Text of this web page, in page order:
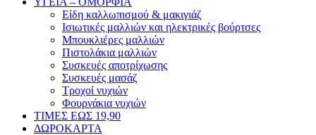
Είδη καλλωπισμού & μακιγιάζ
Ισιωτικές μαλλιών και ηλεκτρικές βούρτσες
Μπουκλιέρες μαλλιών
Πιστολάκια μαλλιών
Συσκευές αποτρίχωσης
Συσκευές μασάζ
Τροχοί νυχιών
Φουρνάκια νυχιών
ΤΙΜΕΣ ΕΩΣ 19,90
ΔΩΡΟΚΑΡΤΑ